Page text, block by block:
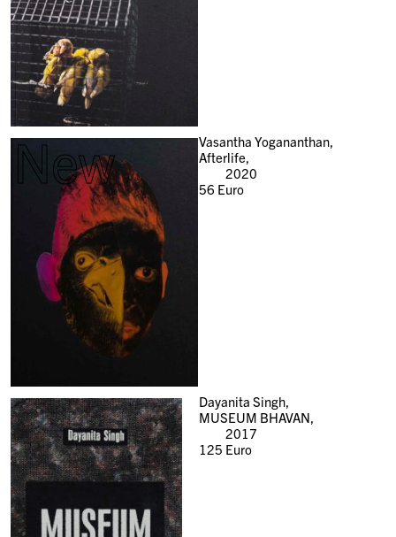
New
Vasantha Yogananthan,
Afterlife,
2020
56 Euro
Dayanita Singh,
MUSEUM BHAVAN,
2017
125 Euro